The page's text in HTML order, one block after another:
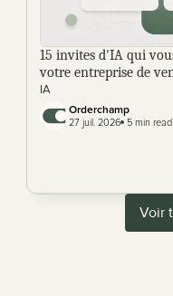
15 invites d'IA qui
votre entreprise de
IA
Orderchamp
27 juil. 2026 5 min read
Voir